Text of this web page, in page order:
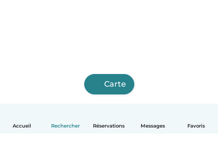
Accueil Rechercher Réservations Messages Favoris
Carte